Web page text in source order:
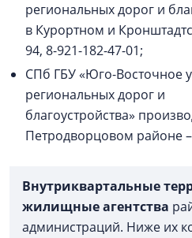
региональных дорог и
в Курортном и
94, 8-921-182-47-01;
СПб ГБУ «Юго-Восточное
региональных дорог и
благоустройства»
Петродворцовом районе
Внутриквартальные
жилищные агентства
администраций. Ниже их